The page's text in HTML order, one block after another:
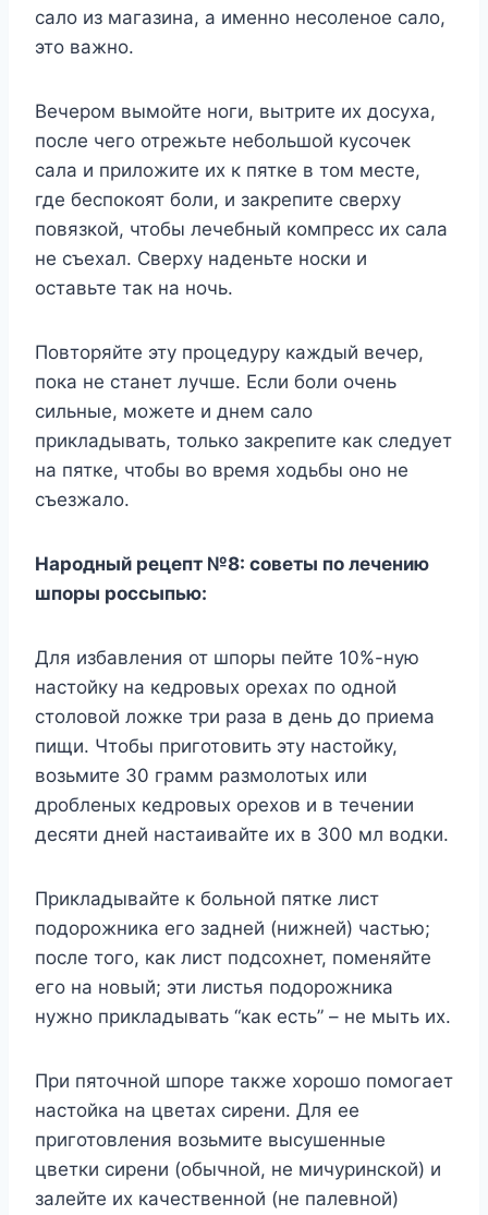
сало из магазина, а именно несоленое сало,
это важно.
Вечером вымойте ноги, вытрите их досуха,
после чего отрежьте небольшой кусочек
сала и приложите их к пятке в том месте,
где беспокоят боли, и закрепите сверху
повязкой, чтобы лечебный компресс их сала
не съехал. Сверху наденьте носки и
оставьте так на ночь.
Повторяйте эту процедуру каждый вечер,
пока не станет лучше. Если боли очень
сильные, можете и днем сало
прикладывать, только закрепите как следует
на пятке, чтобы во время ходьбы оно не
съезжало.
Народный рецепт №8: советы по лечению
шпоры россыпью:
Для избавления от шпоры пейте 10%-ную
настойку на кедровых орехах по одной
столовой ложке три раза в день до приема
пищи. Чтобы приготовить эту настойку,
возьмите 30 грамм размолотых или
дробленых кедровых орехов и в течении
десяти дней настаивайте их в 300 мл водки.
Прикладывайте к больной пятке лист
подорожника его задней (нижней) частью;
после того, как лист подсохнет, поменяйте
его на новый; эти листья подорожника
нужно прикладывать “как есть” – не мыть их.
При пяточной шпоре также хорошо помогает
настойка на цветах сирени. Для ее
приготовления возьмите высушенные
цветки сирени (обычной, не мичуринской) и
залейте их качественной (не палевной)